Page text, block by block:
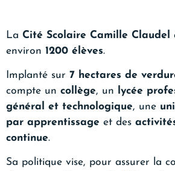
La Cité Scolaire Camille Claudel
environ 1200 élèves.
Implanté sur 7 hectares de
compte un collège, un lycée
général et technologique, une
par apprentissage et des
continue.
Sa politique vise, pour assurer la